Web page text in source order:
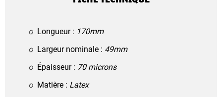
Longueur : 170mm
Largeur nominale : 49mm
Épaisseur : 70 microns
Matière : Latex